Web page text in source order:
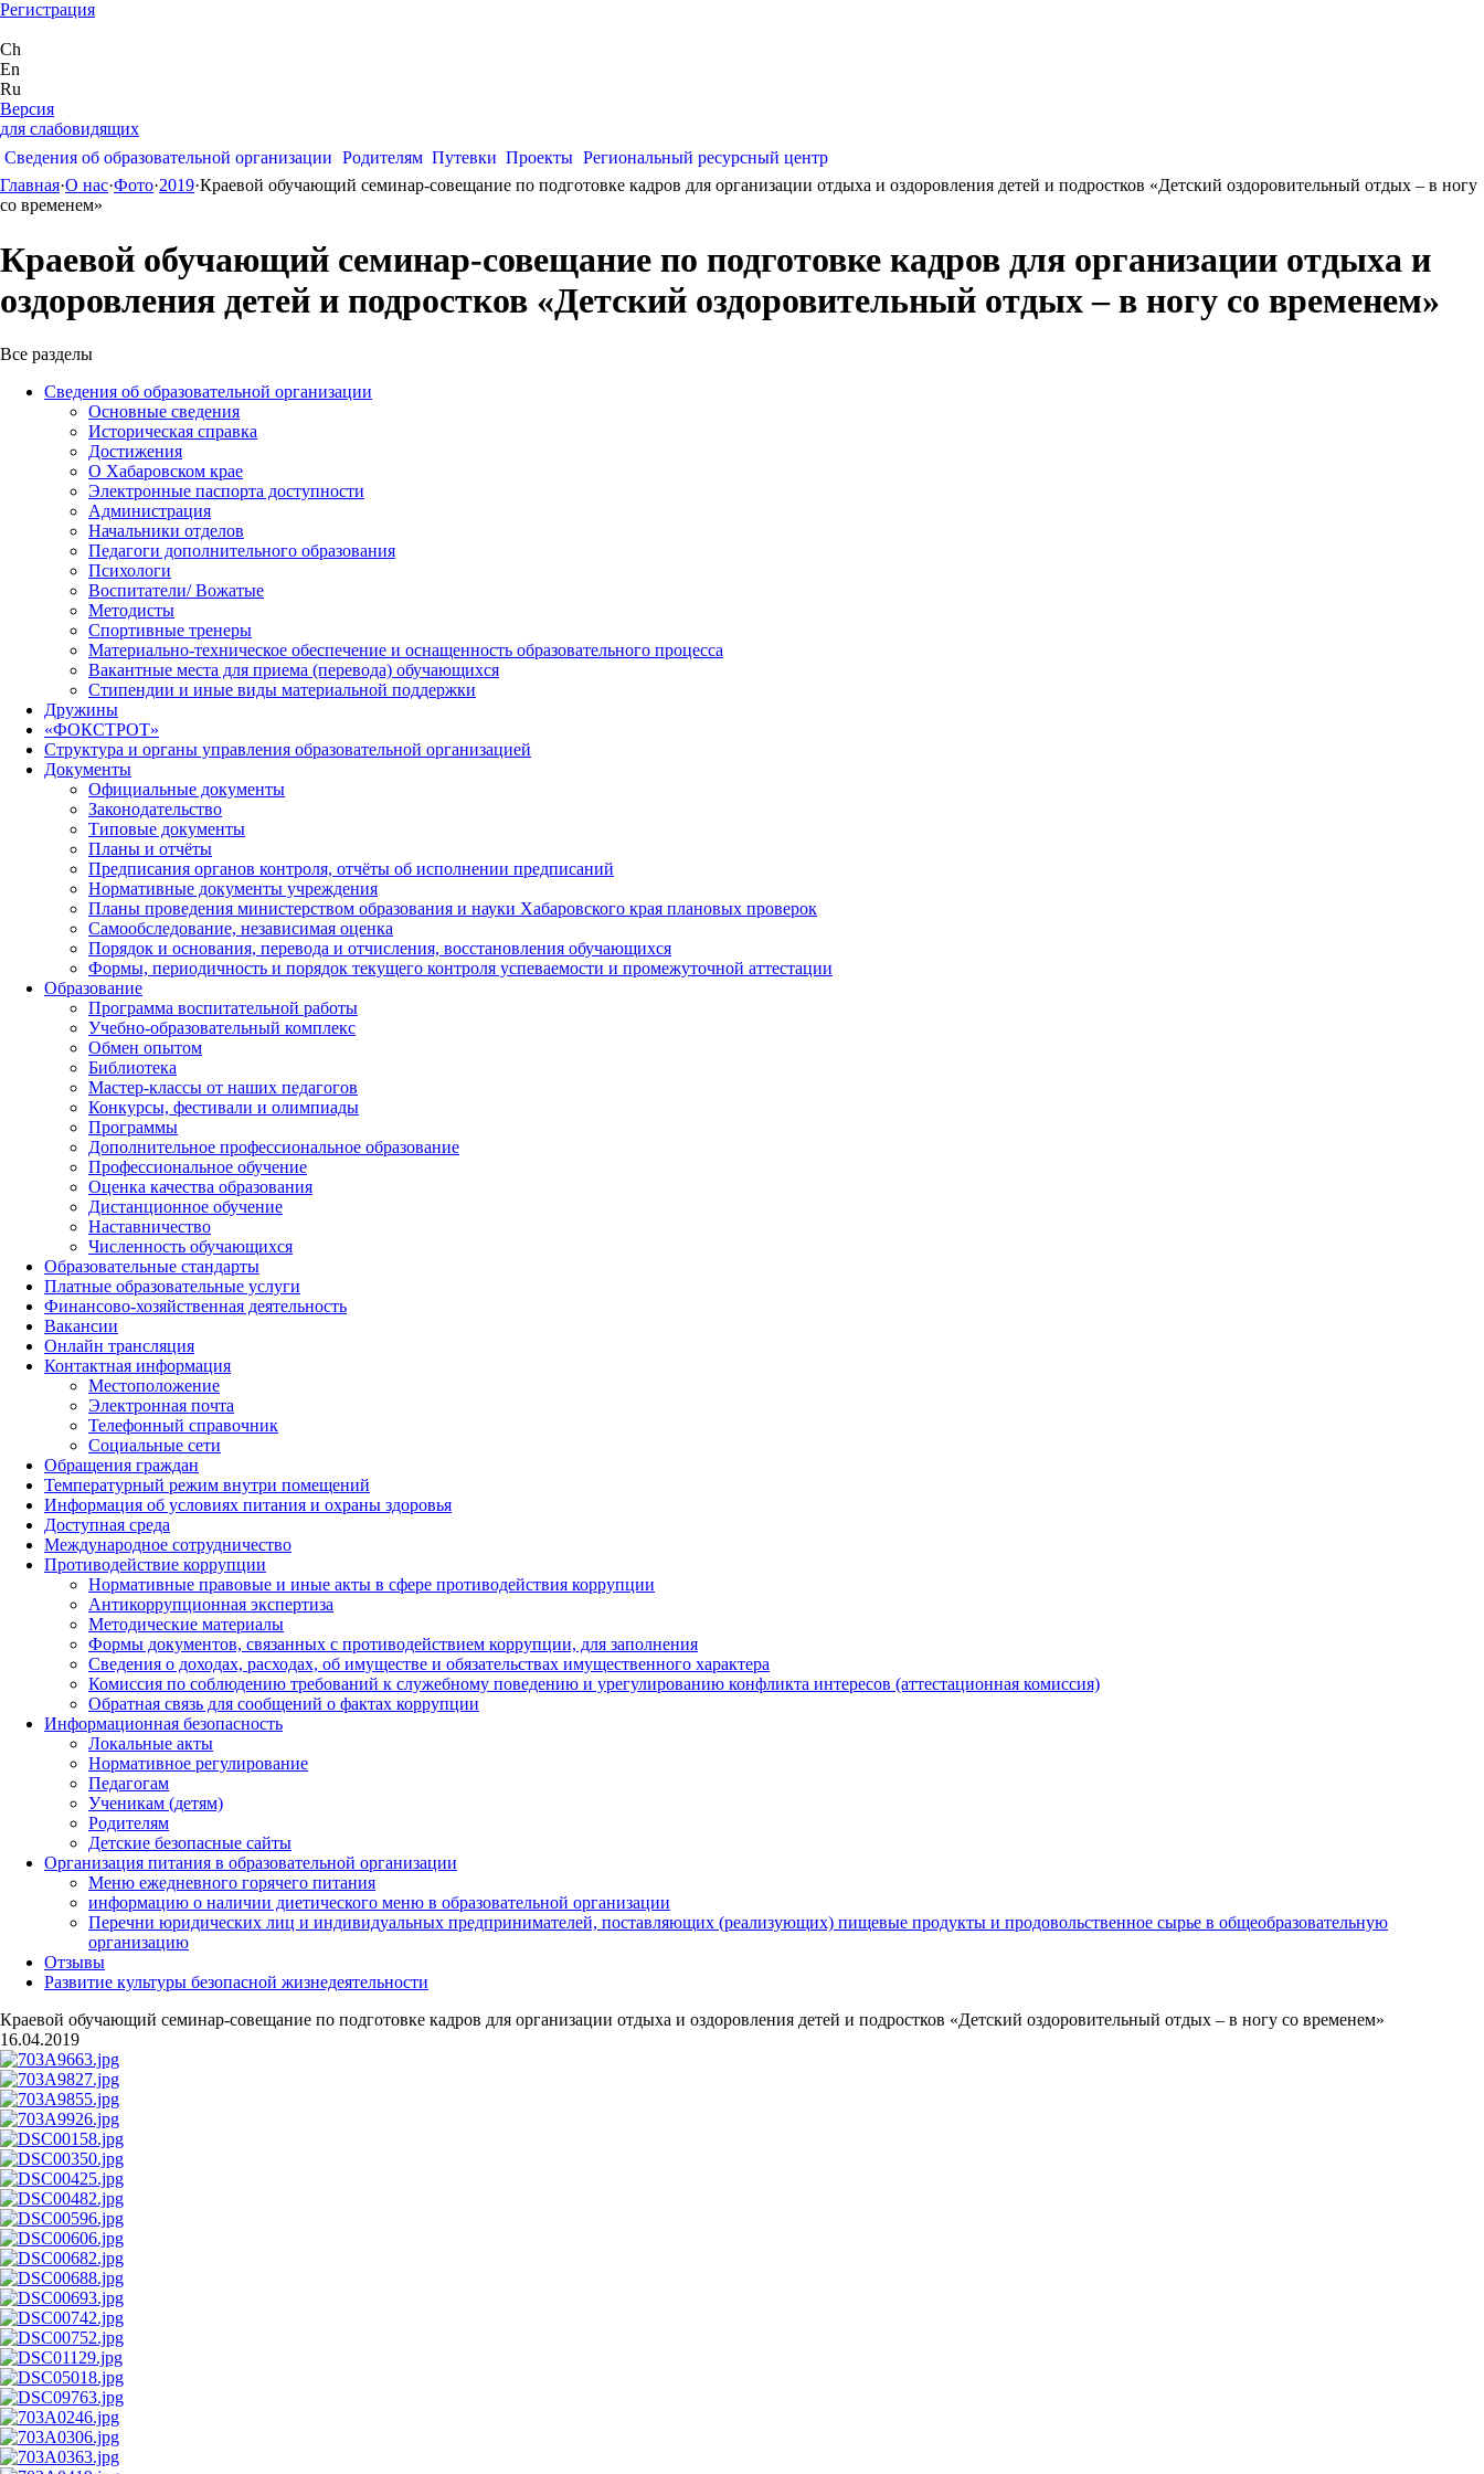
Регистрация
Ch
En
Ru
Версия
для слабовидящих
Сведения об образовательной организации Родителям Путевки Проекты Региональный ресурсный центр
Главная·О нас·Фото·2019·Краевой обучающий семинар-совещание по подготовке кадров для организации отдыха и оздоровления детей и подростков «Детский оздоровительный отдых – в ногу
со временем»
Краевой обучающий семинар-совещание по подготовке кадров для организации отдыха и
оздоровления детей и подростков «Детский оздоровительный отдых – в ногу со временем»
Все разделы
Сведения об образовательной организации
Основные сведения
Историческая справка
Достижения
О Хабаровском крае
Электронные паспорта доступности
Администрация
Начальники отделов
Педагоги дополнительного образования
Психологи
Воспитатели/ Вожатые
Методисты
Спортивные тренеры
Материально-техническое обеспечение и оснащенность образовательного процесса
Вакантные места для приема (перевода) обучающихся
Стипендии и иные виды материальной поддержки
Дружины
«ФОКСТРОТ»
Структура и органы управления образовательной организацией
Документы
Официальные документы
Законодательство
Типовые документы
Планы и отчёты
Предписания органов контроля, отчёты об исполнении предписаний
Нормативные документы учреждения
Планы проведения министерством образования и науки Хабаровского края плановых проверок
Самообследование, независимая оценка
Порядок и основания, перевода и отчисления, восстановления обучающихся
Формы, периодичность и порядок текущего контроля успеваемости и промежуточной аттестации
Образование
Программа воспитательной работы
Учебно-образовательный комплекс
Обмен опытом
Библиотека
Мастер-классы от наших педагогов
Конкурсы, фестивали и олимпиады
Программы
Дополнительное профессиональное образование
Профессиональное обучение
Оценка качества образования
Дистанционное обучение
Наставничество
Численность обучающихся
Образовательные стандарты
Платные образовательные услуги
Финансово-хозяйственная деятельность
Вакансии
Онлайн трансляция
Контактная информация
Местоположение
Электронная почта
Телефонный справочник
Социальные сети
Обращения граждан
Температурный режим внутри помещений
Информация об условиях питания и охраны здоровья
Доступная среда
Международное сотрудничество
Противодействие коррупции
Нормативные правовые и иные акты в сфере противодействия коррупции
Антикоррупционная экспертиза
Методические материалы
Формы документов, связанных с противодействием коррупции, для заполнения
Сведения о доходах, расходах, об имуществе и обязательствах имущественного характера
Комиссия по соблюдению требований к служебному поведению и урегулированию конфликта интересов (аттестационная комиссия)
Обратная связь для сообщений о фактах коррупции
Информационная безопасность
Локальные акты
Нормативное регулирование
Педагогам
Ученикам (детям)
Родителям
Детские безопасные сайты
Организация питания в образовательной организации
Меню ежедневного горячего питания
информацию о наличии диетического меню в образовательной организации
Перечни юридических лиц и индивидуальных предпринимателей, поставляющих (реализующих) пищевые продукты и продовольственное сырье в общеобразовательную
организацию
Отзывы
Развитие культуры безопасной жизнедеятельности
Краевой обучающий семинар-совещание по подготовке кадров для организации отдыха и оздоровления детей и подростков «Детский оздоровительный отдых – в ногу со временем»
16.04.2019